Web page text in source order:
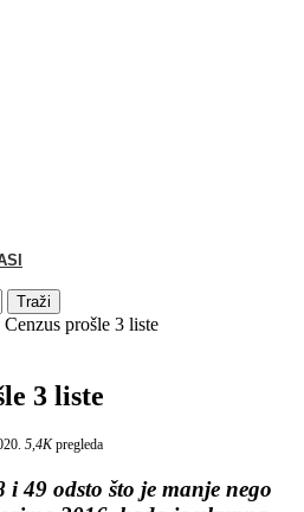
Traži
Cenzus prošle 3 liste
3 liste
5,4Kpregleda
i 49 odsto što je manje nego